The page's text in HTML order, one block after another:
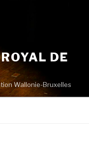
DE
Wallonie-Bruxelles